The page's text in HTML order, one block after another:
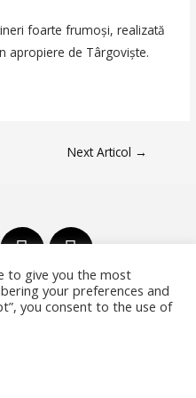
foarte frumoşi, realizată
apropiere de Târgovişte.
Next Articol →
| Powered by
to give you the most
your preferences and
you consent to the use of